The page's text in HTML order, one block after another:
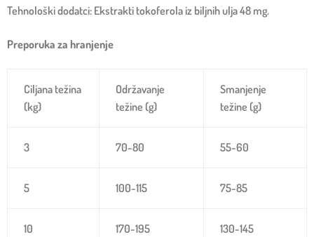
Tehnološki dodatci: Ekstrakti tokoferola iz biljnih ulja 48 mg.
Preporuka za hranjenje
Ciljana težina
(kg)
Održavanje
težine (g)
Smanjenje
težine (g)
3 70-80 55-60
5 100-115 75-85
10 170-195 130-145